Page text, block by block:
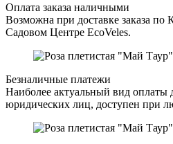
Оплата заказа наличными
Возможна при доставке заказа по
Садовом Центре EcoVeles.
Безналичные платежи
Наиболее актуальный вид оплаты
юридических лиц, доступен при